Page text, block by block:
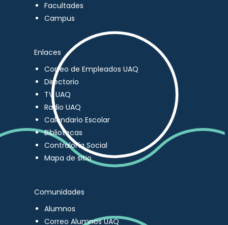
Facultades
Campus
Enlaces
Correo de Empleados UAQ
Directorio
TV UAQ
Radio UAQ
Calendario Escolar
Bibliotecas
Contraloría Social
Mapa de sitio
Comunidades
Alumnos
Correo Alumnos UAQ